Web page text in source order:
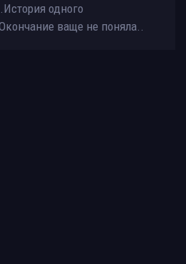
одного
ваще не поняла..